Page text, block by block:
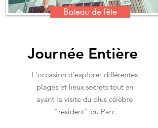
Bateau de fête
Journée Entière
L'occasion d'explorer différentes
plages et lieux secrets tout en
ayant la visite du plus célèbre
"résident" du Parc